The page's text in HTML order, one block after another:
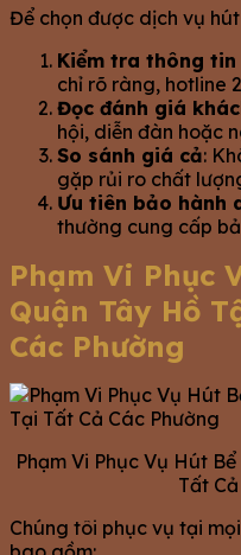
Để chọn được dịch vụ
Kiểm tra thông
chỉ rõ ràng, hotline
Đọc đánh giá
hội, diễn đàn hoặc
So sánh giá cả:
gặp rủi ro chất
Ưu tiên bảo hành
thường cung cấp
Phạm Vi Phục
Quận Tây Hồ
Các Phường
Phạm Vi Phục Vụ Hút
Tất
Chúng tôi phục vụ tại